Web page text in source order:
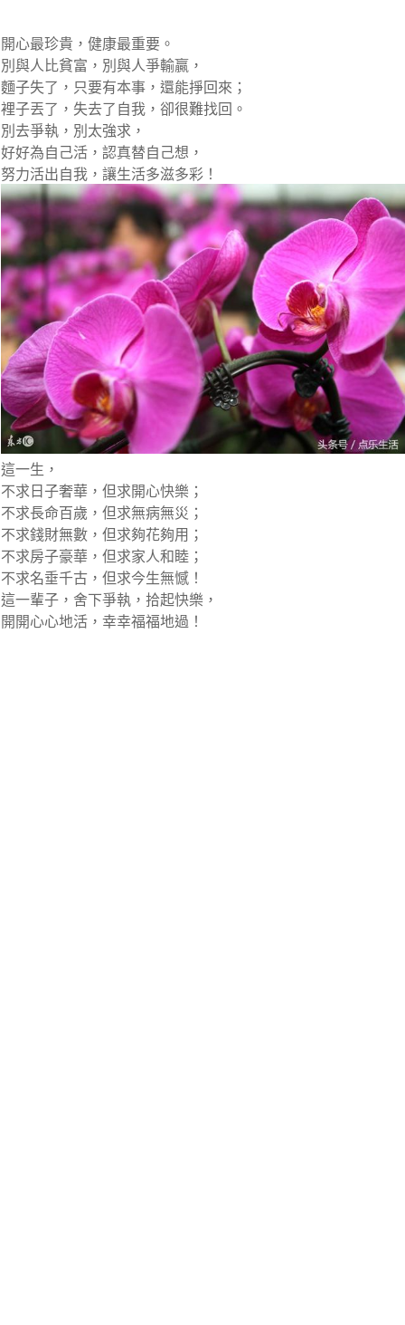
開心最珍貴，健康最重要。
別與人比貧富，別與人爭輸贏，
麵子失了，只要有本事，還能掙回來；
裡子丟了，失去了自我，卻很難找回。
別去爭執，別太強求，
好好為自己活，認真替自己想，
努力活出自我，讓生活多滋多彩！
這一生，
不求日子奢華，但求開心快樂；
不求長命百歲，但求無病無災；
不求錢財無數，但求夠花夠用；
不求房子豪華，但求家人和睦；
不求名垂千古，但求今生無憾！
這一輩子，舍下爭執，拾起快樂，
開開心心地活，幸幸福福地過！